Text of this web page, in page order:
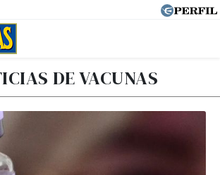
DE VACUNAS